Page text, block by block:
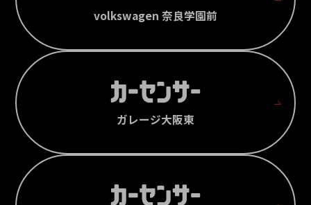
volkswagen 奈良学園前
ガレージ大阪東